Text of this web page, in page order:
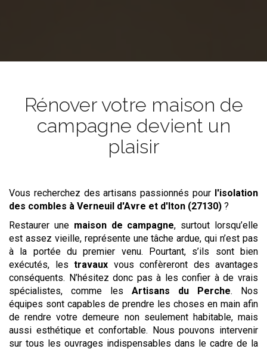
Rénover votre maison de
campagne devient un
plaisir
Vous recherchez des artisans passionnés pour l'isolation
des combles à Verneuil d'Avre et d'Iton (27130) ?
Restaurer une maison de campagne, surtout lorsqu’elle
est assez vieille, représente une tâche ardue, qui n’est pas
à la portée du premier venu. Pourtant, s’ils sont bien
exécutés, les travaux vous confèreront des avantages
conséquents. N’hésitez donc pas à les confier à de vrais
spécialistes, comme les Artisans du Perche. Nos
équipes sont capables de prendre les choses en main afin
de rendre votre demeure non seulement habitable, mais
aussi esthétique et confortable. Nous pouvons intervenir
sur tous les ouvrages indispensables dans le cadre de la